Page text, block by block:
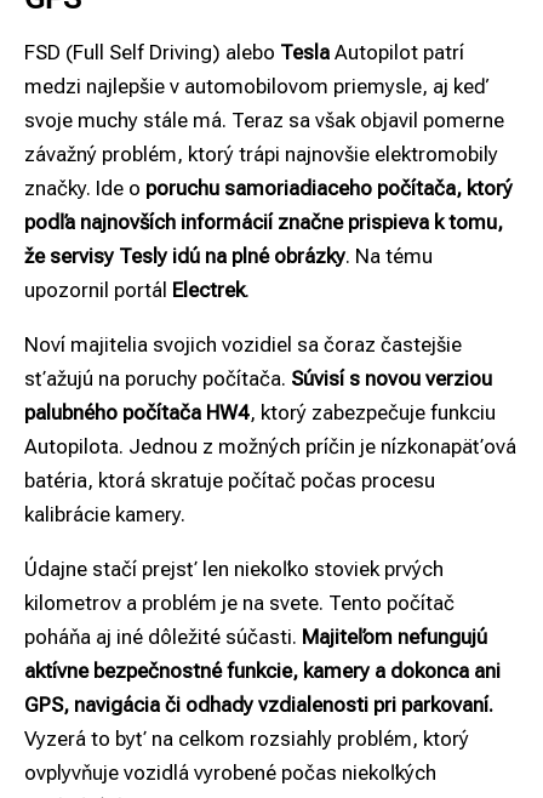
FSD (Full Self Driving) alebo Tesla Autopilot patrí
medzi najlepšie v automobilovom priemysle, aj keď
svoje muchy stále má. Teraz sa však objavil pomerne
závažný problém, ktorý trápi najnovšie elektromobily
značky. Ide o poruchu samoriadiaceho počítača, ktorý
podľa najnovších informácií značne prispieva k tomu,
že servisy Tesly idú na plné obrázky. Na tému
upozornil portál Electrek.
Noví majitelia svojich vozidiel sa čoraz častejšie
sťažujú na poruchy počítača. Súvisí s novou verziou
palubného počítača HW4, ktorý zabezpečuje funkciu
Autopilota. Jednou z možných príčin je nízkonapäťová
batéria, ktorá skratuje počítač počas procesu
kalibrácie kamery.
Údajne stačí prejsť len niekoľko stoviek prvých
kilometrov a problém je na svete. Tento počítač
poháňa aj iné dôležité súčasti. Majiteľom nefungujú
aktívne bezpečnostné funkcie, kamery a dokonca ani
GPS, navigácia či odhady vzdialenosti pri parkovaní.
Vyzerá to byť na celkom rozsiahly problém, ktorý
ovplyvňuje vozidlá vyrobené počas niekoľkých